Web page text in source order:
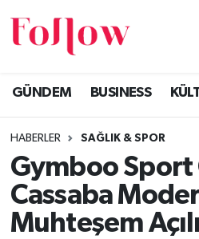
GÜNDEM BUSINESS
HABERLER SAĞLIK & SPOR
Gymboo Sport
Cassaba
Muhteşem
GÜNDEM
BUSINESS
KÜLTÜR & SANAT
MODA
EĞİTİM
Eskişehir Nöbetçi
Eskişehir Hava Durumu
Eskişehir Namaz Vakitleri
Eskişehir Trafik Yoğunluk
Süper Lig Puan Durumu